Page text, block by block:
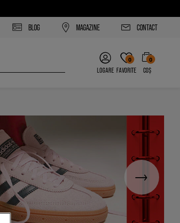
BLOG MAGAZINE CONTACT
LOGARE
0
FAVORITE
0
COȘ